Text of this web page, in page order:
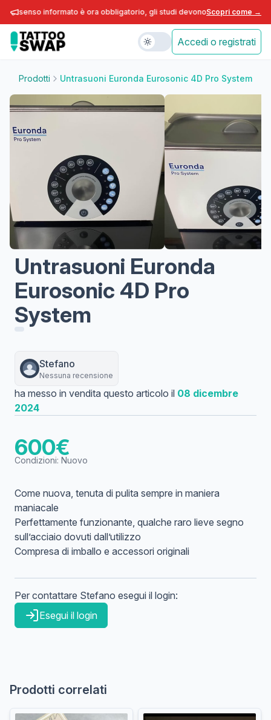
informato è ora obbligatorio, gli studi devono adeguarsi entro
Scopri come →
Accedi o registrati
Prodotti Untrasuoni Euronda Eurosonic 4D Pro System
Untrasuoni Euronda
Eurosonic 4D Pro
System
Stefano
Nessuna recensione
ha messo in vendita questo articolo il 08 dicembre
2024
600€
Condizioni: Nuovo
Come nuova, tenuta di pulita sempre in maniera
maniacale
Perfettamente funzionante, qualche raro lieve segno
sull’acciaio dovuti dall’utilizzo
Compresa di imballo e accessori originali
Per contattare Stefano esegui il login:
Esegui il login
Prodotti correlati